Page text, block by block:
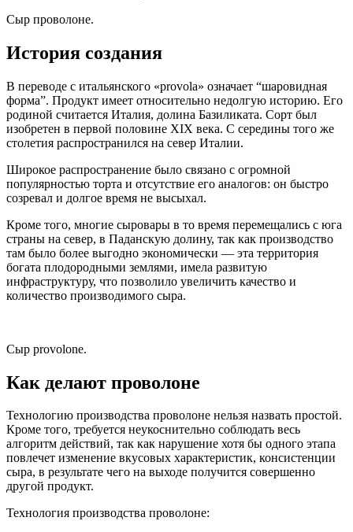
Сыр проволоне.
История создания
В переводе с итальянского «provola» означает “шаровидная
форма”. Продукт имеет относительно недолгую историю. Его
родиной считается Италия, долина Базиликата. Сорт был
изобретен в первой половине XIX века. С середины того же
столетия распространился на север Италии.
Широкое распространение было связано с огромной
популярностью торта и отсутствие его аналогов: он быстро
созревал и долгое время не высыхал.
Кроме того, многие сыровары в то время перемещались с юга
страны на север, в Паданскую долину, так как производство
там было более выгодно экономически — эта территория
богата плодородными землями, имела развитую
инфраструктуру, что позволило увеличить качество и
количество производимого сыра.
Сыр provolone.
Как делают проволоне
Технологию производства проволоне нельзя назвать простой.
Кроме того, требуется неукоснительно соблюдать весь
алгоритм действий, так как нарушение хотя бы одного этапа
повлечет изменение вкусовых характеристик, консистенции
сыра, в результате чего на выходе получится совершенно
другой продукт.
Технология производства проволоне: